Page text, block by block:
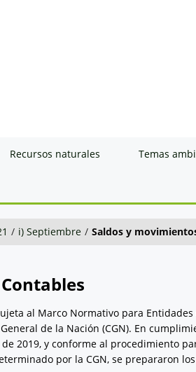
Recursos naturales Temas
/ i) Septiembre / Saldos y
al Marco Normativo para
de la Nación (CGN). En
2019, y conforme al procedimiento
por la CGN, se prepararon